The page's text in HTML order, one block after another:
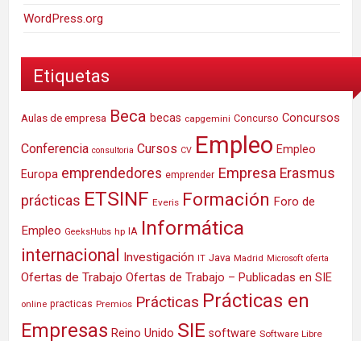
WordPress.org
Etiquetas
Aulas de empresa Beca becas capgemini Concurso Concursos
Conferencia consultoria Cursos CV Empleo Empleo
Europa emprendedores emprender Empresa Erasmus
prácticas ETSINF Everis Formación Foro de
Empleo GeeksHubs hp IA Informática
internacional Investigación IT Java Madrid Microsoft oferta
Ofertas de Trabajo Ofertas de Trabajo – Publicadas en SIE
online practicas Premios Prácticas Prácticas en
Empresas Reino Unido SIE software Software Libre